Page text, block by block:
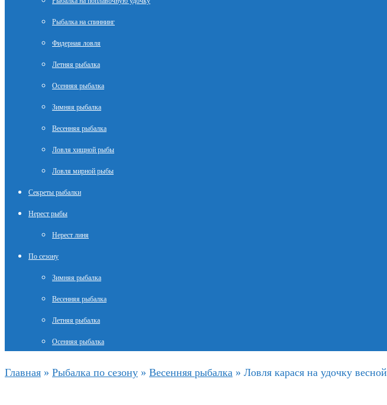
Рыбалка на спиннинг
Фидерная ловля
Летняя рыбалка
Осенняя рыбалка
Зимняя рыбалка
Весенняя рыбалка
Ловля хищной рыбы
Ловля мирной рыбы
Секреты рыбалки
Нерест рыбы
Нерест линя
По сезону
Зимняя рыбалка
Весенняя рыбалка
Летняя рыбалка
Осенняя рыбалка
Главная » Рыбалка по сезону » Весенняя рыбалка » Ловля карася на удочку весной